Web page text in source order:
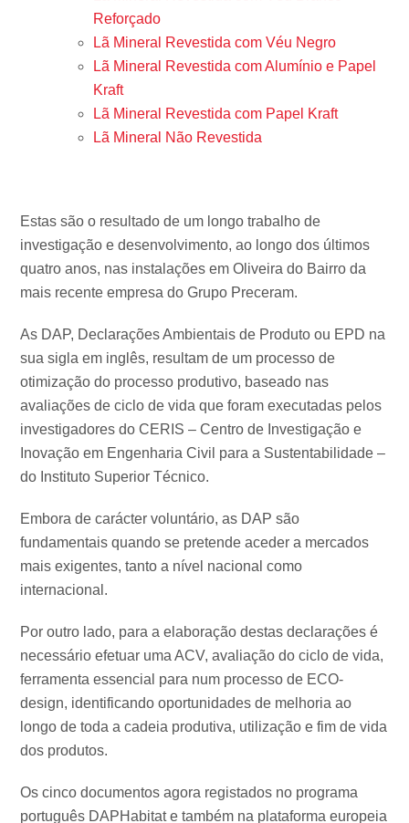
Reforçado
Lã Mineral Revestida com Véu Negro
Lã Mineral Revestida com Alumínio e Papel
Kraft
Lã Mineral Revestida com Papel Kraft
Lã Mineral Não Revestida
Estas são o resultado de um longo trabalho de
investigação e desenvolvimento, ao longo dos últimos
quatro anos, nas instalações em Oliveira do Bairro da
mais recente empresa do Grupo Preceram.
As DAP, Declarações Ambientais de Produto ou EPD na
sua sigla em inglês, resultam de um processo de
otimização do processo produtivo, baseado nas
avaliações de ciclo de vida que foram executadas pelos
investigadores do CERIS – Centro de Investigação e
Inovação em Engenharia Civil para a Sustentabilidade –
do Instituto Superior Técnico.
Embora de carácter voluntário, as DAP são
fundamentais quando se pretende aceder a mercados
mais exigentes, tanto a nível nacional como
internacional.
Por outro lado, para a elaboração destas declarações é
necessário efetuar uma ACV, avaliação do ciclo de vida,
ferramenta essencial para num processo de ECO-
design, identificando oportunidades de melhoria ao
longo de toda a cadeia produtiva, utilização e fim de vida
dos produtos.
Os cinco documentos agora registados no programa
português DAPHabitat e também na plataforma europeia